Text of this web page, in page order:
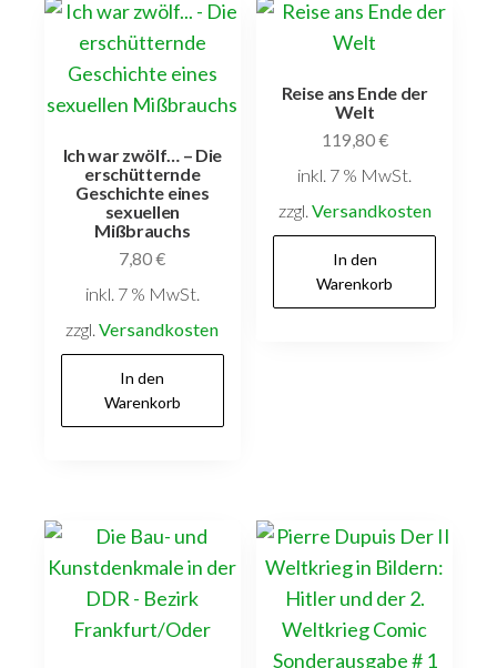
Ich war zwölf… – Die
erschütternde
Geschichte eines
sexuellen
Mißbrauchs
7,80€
inkl. 7 % MwSt.
zzgl.Versandkosten
In den
Warenkorb
Reise ans Ende der
Welt
119,80€
inkl. 7 % MwSt.
zzgl. Versandkosten
In den
Warenkorb